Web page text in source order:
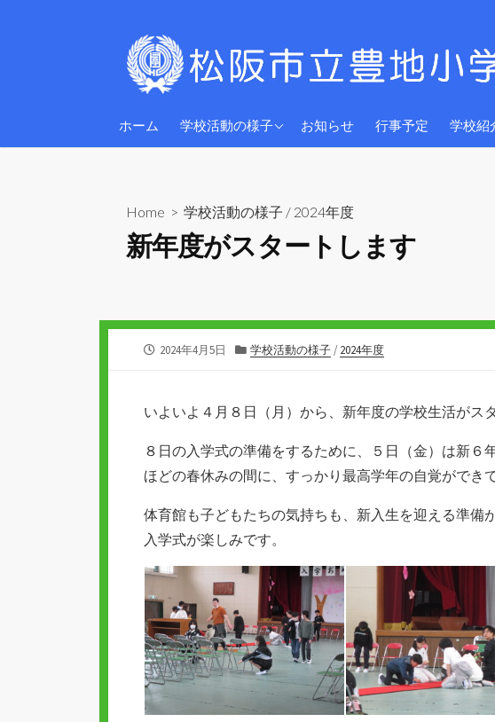
ス
ホーム 学校活動の様子
2026年度
お知らせ 行事予定 学校紹
学校教
Home > 学校活動の様子 / 2024年度
新年度がスタートします
公
2024年4月5日
カ
ー
学校活動の様子 /2024年度
いよいよ４月８日（月）から、新年度の学校生活がス
８日の入学式の準備をするために、５日（金）は新６
ほどの春休みの間に、すっかり最高学年の自覚ができ
体育館も子どもたちの気持ちも、新入生を迎える準備
入学式が楽しみです。